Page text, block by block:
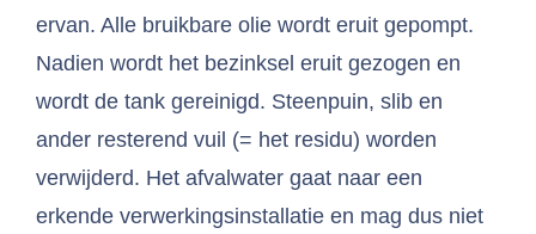
ervan. Alle bruikbare olie wordt eruit gepompt.
Nadien wordt het bezinksel eruit gezogen en
wordt de tank gereinigd. Steenpuin, slib en
ander resterend vuil (= het residu) worden
verwijderd. Het afvalwater gaat naar een
erkende verwerkingsinstallatie en mag dus niet